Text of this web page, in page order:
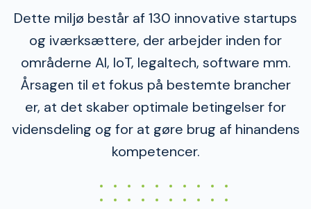
Dette miljø består af 130 innovative startups
og iværksættere, der arbejder inden for
områderne AI, IoT, legaltech, software mm.
Årsagen til et fokus på bestemte brancher
er, at det skaber optimale betingelser for
vidensdeling og for at gøre brug af hinandens
kompetencer.